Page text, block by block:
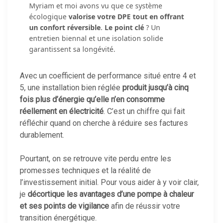
Myriam et moi avons vu que ce système
écologique valorise votre DPE tout en offrant
un confort réversible. Le point clé? Un
entretien biennal et une isolation solide
garantissent sa longévité.
Avec un coefficient de performance situé entre 4 et
5, une installation bien réglée produit jusqu’à cinq
fois plus d’énergie qu’elle n’en consomme
réellement en électricité. C’est un chiffre qui fait
réfléchir quand on cherche à réduire ses factures
durablement.
Pourtant, on se retrouve vite perdu entre les
promesses techniques et la réalité de
l’investissement initial. Pour vous aider à y voir clair,
je décortique les avantages d’une pompe à chaleur
et ses points de vigilance afin de réussir votre
transition énergétique.